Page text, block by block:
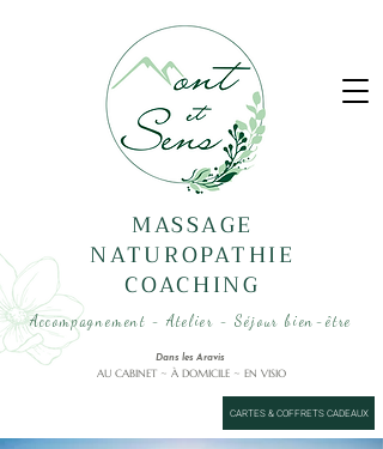
MASSAGE
NATUROPATHIE
COACHING
Accompagnement - Atelier - Séjour bien-être
Dans les Aravis
AU CABINET ~ À DOMICILE ~ EN VISIO
CARTES & COFFRETS CADEAUX